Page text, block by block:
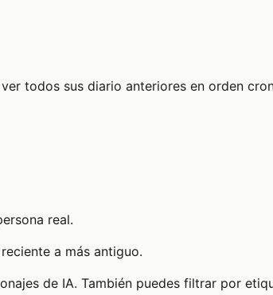
todos sus diario anteriores en orden
real.
a más antiguo.
de IA. También puedes filtrar por